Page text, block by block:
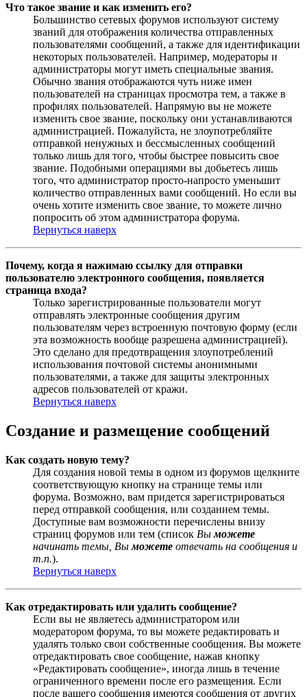
Что такое звание и как изменить его?
Большинство сетевых форумов используют систему
званий для отображения количества отправленных
пользователями сообщений, а также для идентификации
некоторых пользователей. Например, модераторы и
администраторы могут иметь специальные звания.
Обычно звания отображаются чуть ниже имен
пользователей на страницах просмотра тем, а также в
профилях пользователей. Напрямую вы не можете
изменить свое звание, поскольку они устанавливаются
администрацией. Пожалуйста, не злоупотребляйте
отправкой ненужных и бессмысленных сообщений
только лишь для того, чтобы быстрее повысить свое
звание. Подобными операциями вы добьетесь лишь
того, что администратор просто-напросто уменьшит
количество отправленных вами сообщений. Но если вы
очень хотите изменить свое звание, то можете лично
попросить об этом администратора форума.
Вернуться наверх
Почему, когда я нажимаю ссылку для отправки
пользователю электронного сообщения, появляется
страница входа?
Только зарегистрированные пользователи могут
отправлять электронные сообщения другим
пользователям через встроенную почтовую форму (если
эта возможность вообще разрешена администрацией).
Это сделано для предотвращения злоупотреблений
использования почтовой системы анонимными
пользователями, а также для защиты электронных
адресов пользователей от кражи.
Вернуться наверх
Создание и размещение сообщений
Как создать новую тему?
Для создания новой темы в одном из форумов щелкните
соответствующую кнопку на странице темы или
форума. Возможно, вам придется зарегистрироваться
перед отправкой сообщения, или созданием темы.
Доступные вам возможности перечислены внизу
страниц форумов или тем (список Выможете
начинать темы, Выможете отвечать на сообщения и
т.п.).
Вернуться наверх
Как отредактировать или удалить сообщение?
Если вы не являетесь администратором или
модератором форума, то вы можете редактировать и
удалять только свои собственные сообщения. Вы можете
отредактировать свое сообщение, нажав кнопку
«Редактировать сообщение», иногда лишь в течение
ограниченного времени после его размещения. Если
после вашего сообщения имеются сообщения от других